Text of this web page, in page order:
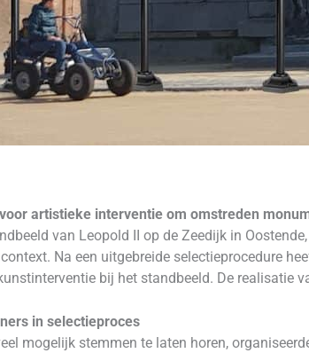
artistieke interventie om omstreden
van Leopold II op de Zeedijk in
Na een uitgebreide selectieprocedure
bij het standbeeld. De realisatie
in selectieproces
mogelijk stemmen te laten horen,